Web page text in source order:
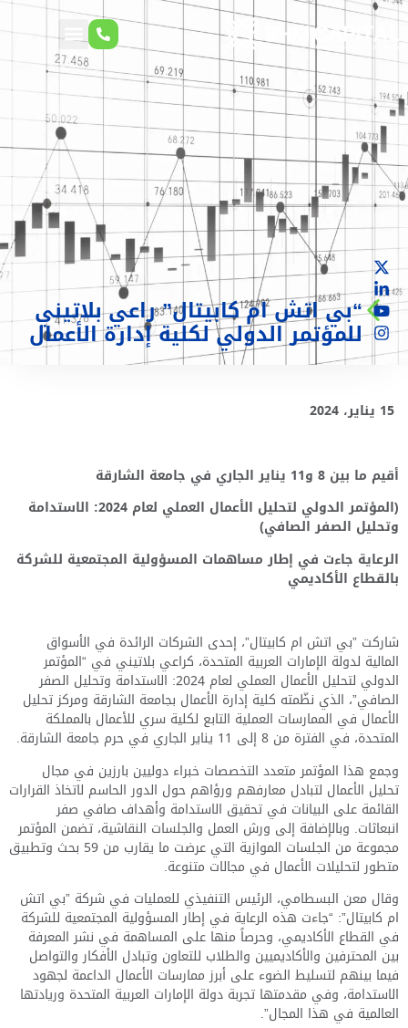
“بي اتش ام كابيتال” راعي بلاتيني
للمؤتمر الدولي لكلية إدارة الأعمال
15 يناير، 202 4
أقيم ما بين 8 و11 يناير الجاري في جامعة الشارقة
(المؤتمر الدولي لتحليل الأعمال العملي لعام 2024: الاستدامة
وتحليل الصفر الصافي)
الرعاية جاءت في إطار مساهمات المسؤولية المجتمعية للشركة
بالقطاع الأكاديمي
شاركت ”بي اتش ام كابيتال”، إحدى الشركات الرائدة في الأسواق
المالية لدولة الإمارات العربية المتحدة، كراعي بلاتيني في “المؤتمر
الدولي لتحليل الأعمال العملي لعام 2024: الاستدامة وتحليل الصفر
الصافي”، الذي نظّمته كلية إدارة الأعمال بجامعة الشارقة ومركز تحليل
الأعمال في الممارسات العملية التابع لكلية سري للأعمال بالمملكة
المتحدة، في الفترة من 8 إلى 11 يناير الجاري في حرم جامعة الشارقة.
وجمع هذا المؤتمر متعدد التخصصات خبراء دوليين بارزين في مجال
تحليل الأعمال لتبادل معارفهم ورؤاهم حول الدور الحاسم لاتخاذ القرارات
القائمة على البيانات في تحقيق الاستدامة وأهداف صافي صفر
انبعاثات. وبالإضافة إلى ورش العمل والجلسات النقاشية، تضمن المؤتمر
مجموعة من الجلسات الموازية التي عرضت ما يقارب من 59 بحث وتطبيق
متطور لتحليلات الأعمال في مجالات متنوعة.
وقال معن البسطامي، الرئيس التنفيذي للعمليات في شركة ”بي اتش
ام كابيتال”: “جاءت هذه الرعاية في إطار المسؤولية المجتمعية للشركة
في القطاع الأكاديمي، وحرصاً منها على المساهمة في نشر المعرفة
بين المحترفين والأكاديميين والطلاب للتعاون وتبادل الأفكار والتواصل
فيما بينهم لتسليط الضوء على أبرز ممارسات الأعمال الداعمة لجهود
الاستدامة، وفي مقدمتها تجربة دولة الإمارات العربية المتحدة وريادتها
العالمية في هذا المجال”.